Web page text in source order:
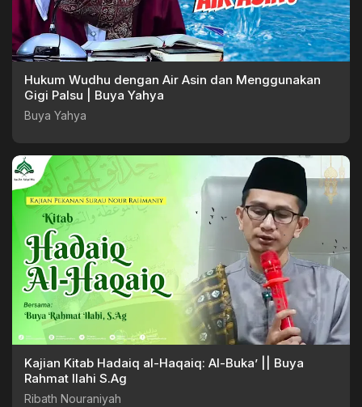
Hukum Wudhu dengan Air Asin dan Menggunakan
Gigi Palsu | Buya Yahya
Buya Yahya
Kajian Kitab Hadaiq al-Haqaiq: Al-Buka’ || Buya
Rahmat Ilahi S.Ag
Ribath Nouraniyah